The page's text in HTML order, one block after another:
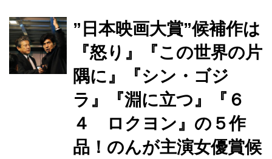
円、動員は3万人。 公開館数は106館
（初週より+43館）。 正月興行の大作
が続々と公開する中、全国映画動員ラ
ンキングではなんと10位を死守し、累
計動員は60万名、累計興収は8億を突
破しました。 11月12日（土）の公開
から7週間、みなさんの想いに支えら
れてTOP10入りを続け、公開規模は年
”日本映画大賞”候補作は
『怒り』『この世界の片
隅に』『シン・ゴジ
ラ』『淵に立つ』『６
４ ロクヨン』の５作
品！のんが主演女優賞候